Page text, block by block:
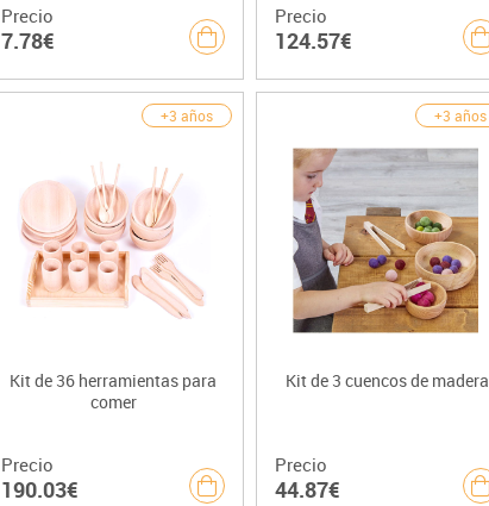
Precio
7.78€
Precio
124.57€
+3 años
Kit de 36 herramientas para
comer
Precio
190.03€
+3 años
Kit de 3 cuencos de madera
Precio
44.87€